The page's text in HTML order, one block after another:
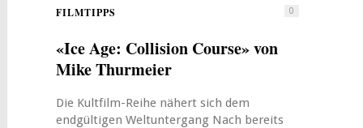
FILMTIPPS 0
«Ice Age: Collision Course» von
Mike Thurmeier
Die Kultfilm-Reihe nähert sich dem
endgültigen Weltuntergang Nach bereits